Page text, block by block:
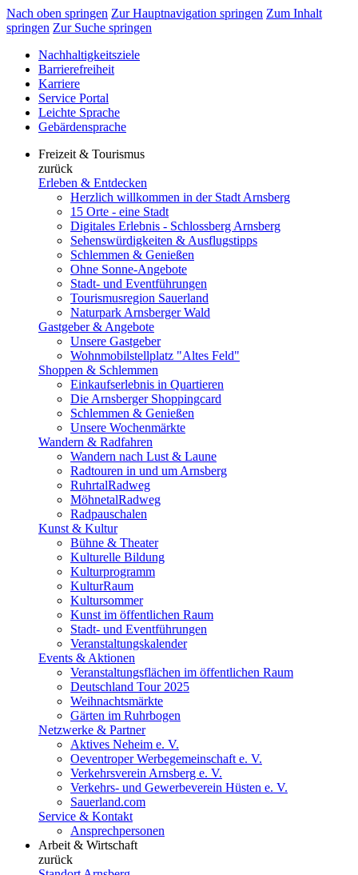
Nach oben springen Zur Hauptnavigation springen Zum Inhalt
springen Zur Suche springen
Nachhaltigkeitsziele
Barrierefreiheit
Karriere
Service Portal
Leichte Sprache
Gebärdensprache
Freizeit & Tourismus
zurück
Erleben & Entdecken
Herzlich willkommen in der Stadt Arnsberg
15 Orte - eine Stadt
Digitales Erlebnis - Schlossberg Arnsberg
Sehenswürdigkeiten & Ausflugstipps
Schlemmen & Genießen
Ohne Sonne-Angebote
Stadt- und Eventführungen
Tourismusregion Sauerland
Naturpark Arnsberger Wald
Gastgeber & Angebote
Unsere Gastgeber
Wohnmobilstellplatz "Altes Feld"
Shoppen & Schlemmen
Einkaufserlebnis in Quartieren
Die Arnsberger Shoppingcard
Schlemmen & Genießen
Unsere Wochenmärkte
Wandern & Radfahren
Wandern nach Lust & Laune
Radtouren in und um Arnsberg
RuhrtalRadweg
MöhnetalRadweg
Radpauschalen
Kunst & Kultur
Bühne & Theater
Kulturelle Bildung
Kulturprogramm
KulturRaum
Kultursommer
Kunst im öffentlichen Raum
Stadt- und Eventführungen
Veranstaltungskalender
Events & Aktionen
Veranstaltungsflächen im öffentlichen Raum
Deutschland Tour 2025
Weihnachtsmärkte
Gärten im Ruhrbogen
Netzwerke & Partner
Aktives Neheim e. V.
Oeventroper Werbegemeinschaft e. V.
Verkehrsverein Arnsberg e. V.
Verkehrs- und Gewerbeverein Hüsten e. V.
Sauerland.com
Service & Kontakt
Ansprechpersonen
Arbeit & Wirtschaft
zurück